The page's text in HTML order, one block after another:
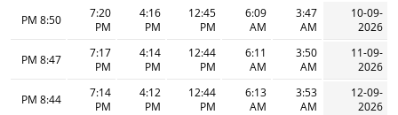
10-09-
2026
3:47
AM
6:09
AM
12:45
PM
4:16
PM
7:20
PM
8:50 PM
11-09-
2026
3:50
AM
6:11
AM
12:44
PM
4:14
PM
7:17
PM
8:47 PM
12-09-
2026
3:53
AM
6:13
AM
12:44
PM
4:12
PM
7:14
PM
8:44 PM